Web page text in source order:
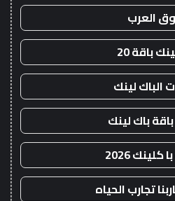
العرب
باقة 20
الباك لينك
باك لينك
2026
تجارب الحياه